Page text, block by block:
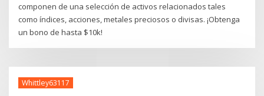
componen de una selección de activos relacionados tales
como índices, acciones, metales preciosos o divisas. ¡Obtenga
un bono de hasta $10k!
Whittley63117